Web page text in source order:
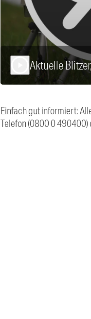
Aktuelle
Einfach gut informiert:
Telefon (0800 0